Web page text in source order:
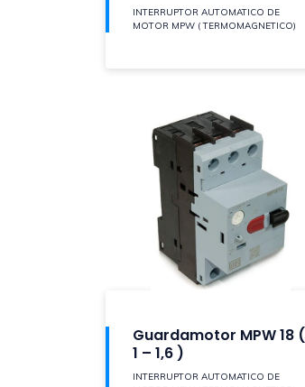
INTERRUPTOR AUTOMATICO DE
MOTOR MPW ( TERMOMAGNETICO)
Guardamotor MPW 18 (
1 – 1,6 )
INTERRUPTOR AUTOMATICO DE